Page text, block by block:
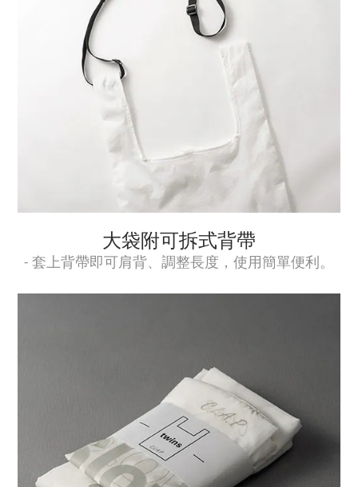
大袋附可拆式背帶
- 套上背帶即可肩背、調整長度，使用簡單便利。